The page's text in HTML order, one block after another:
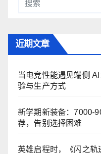
近期文章
当电竞性能遇见端侧
验与生产方式
新学期新装备：7000-
荐，告别选择困难
英雄启程时，《闪之轨